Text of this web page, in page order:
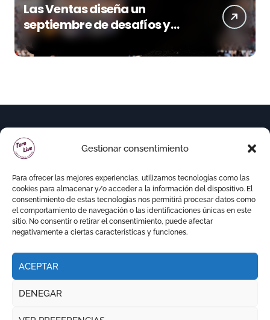
Gestionar consentimiento
Para ofrecer las mejores experiencias, utilizamos tecnologías como las
cookies para almacenar y/o acceder a la información del dispositivo. El
consentimiento de estas tecnologías nos permitirá procesar datos como
el comportamiento de navegación o las identificaciones únicas en este
sitio. No consentir o retirar el consentimiento, puede afectar
negativamente a ciertas características y funciones.
ACEPTAR
DENEGAR
Las Ventas diseña un
septiembre de desafíos y
variedad ganadera
Copyright © Todos los derechos reservados